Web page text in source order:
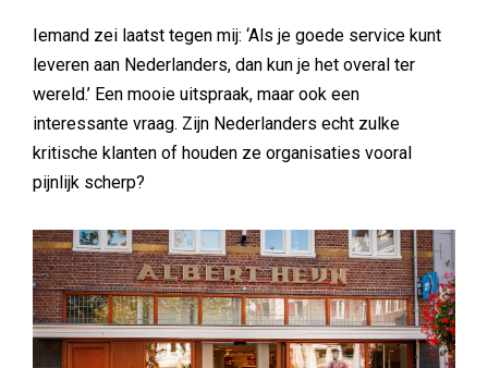
Iemand zei laatst tegen mij: ‘Als je goede service kunt
leveren aan Nederlanders, dan kun je het overal ter
wereld.’ Een mooie uitspraak, maar ook een
interessante vraag. Zijn Nederlanders echt zulke
kritische klanten of houden ze organisaties vooral
pijnlijk scherp?